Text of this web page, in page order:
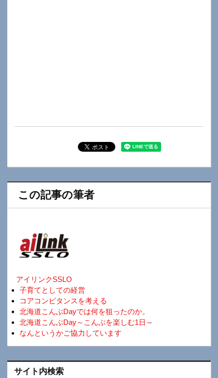
この記事の筆者
アイリンクSSLO
子育てとしての経営
コアコンピタンスを考える
北海道こんぶDayでは何を狙ったのか。
北海道こんぶDay～こんぶを楽しむ1日～
なんというかご協力しています
サイト内検索